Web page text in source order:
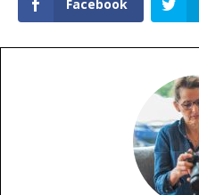
Facebook